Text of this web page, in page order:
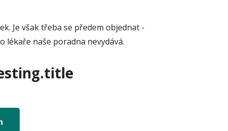
Je však třeba se předem objednat -
naše poradna nevydává.